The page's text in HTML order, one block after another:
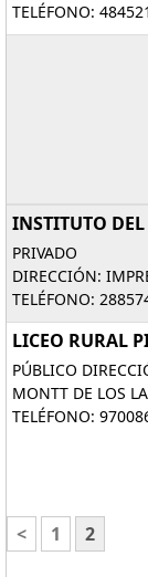
TELÉFONO: 484521
INSTITUTO
PRIVADO
DIRECCIÓN:
TELÉFONO:
LICEO RURAL
PÚBLICO
MONTT DE LOS
TELÉFONO:
< 1 2